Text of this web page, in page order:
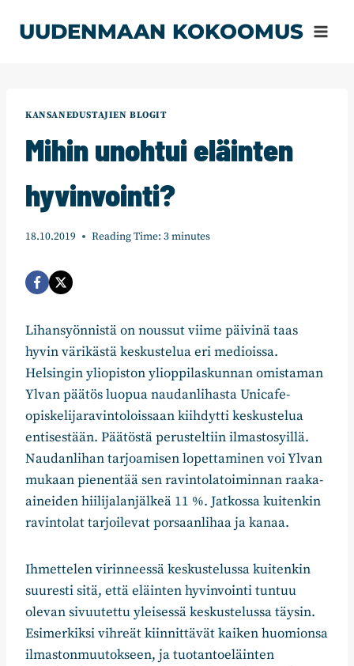
sisältöön
UUDENMAAN KOKOOMUS
KANSANEDUSTAJIEN BLOGIT
Mihin unohtui eläinten
hyvinvointi?
18.10.2019 Reading Time: 3minutes
Lihansyönnistä on noussut viime päivinä taas
hyvin värikästä keskustelua eri medioissa.
Helsingin yliopiston ylioppilaskunnan omistaman
Ylvan päätös luopua naudanlihasta Unicafe-
opiskelijaravintoloissaan kiihdytti keskustelua
entisestään. Päätöstä perusteltiin ilmastosyillä.
Naudanlihan tarjoamisen lopettaminen voi Ylvan
mukaan pienentää sen ravintolatoiminnan raaka-
aineiden hiilijalanjälkeä 11 %. Jatkossa kuitenkin
ravintolat tarjoilevat porsaanlihaa ja kanaa.
Ihmettelen virinneessä keskustelussa kuitenkin
suuresti sitä, että eläinten hyvinvointi tuntuu
olevan sivuutettu yleisessä keskustelussa täysin.
Esimerkiksi vihreät kiinnittävät kaiken huomionsa
ilmastonmuutokseen, ja tuotantoeläinten